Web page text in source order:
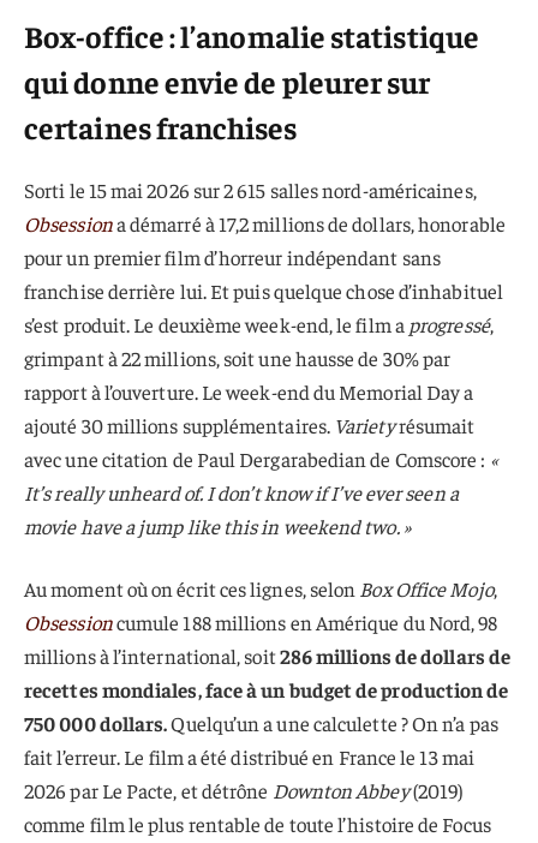
Box-office : l’anomalie statistique
qui donne envie de pleurer sur
certaines franchises
Sorti le 15 mai 2026 sur 2 615 salles nord-américaines,
Obsessiona démarré à 17,2 millions de dollars, honorable
pour un premier film d’horreur indépendant sans
franchise derrière lui. Et puis quelque chose d’inhabituel
s’est produit. Le deuxième week-end, le film a progressé,
grimpant à 22 millions, soit une hausse de 30% par
rapport à l’ouverture. Le week-end du Memorial Day a
ajouté 30 millions supplémentaires. Varietyrésumait
avec une citation de Paul Dergarabedian de Comscore : «
It’s really unheard of. I don’t know if I’ve ever seen a
movie have a jump like this in weekend two. »
Au moment où on écrit ces lignes, selon Box Office Mojo,
Obsessioncumule 188 millions en Amérique du Nord, 98
millions à l’international, soit286 millions de dollars de
recettes mondiales, face à un budget de production de
750 000 dollars.Quelqu’un a une calculette ? On n’a pas
fait l’erreur. Le film a été distribué en France le 13 mai
2026 par Le Pacte, et détrône Downton Abbey(2019)
comme film le plus rentable de toute l’histoire de Focus